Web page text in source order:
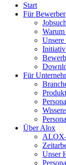
Start
Für Bewerber
Unsere
Für
Über Alox
Unser